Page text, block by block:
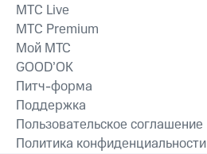
MTС Live
MTС Premium
Мой МТС
GOOD’OK
Питч-форма
Поддержка
Пользовательское соглашение
Политика конфиденциальности